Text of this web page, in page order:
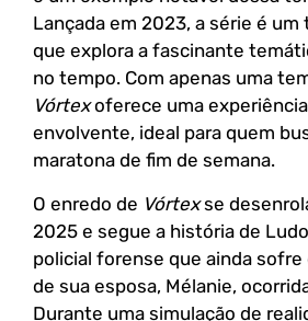
Lançada em 2023, a série é um
que explora a fascinante
no tempo. Com apenas uma
Vórtexoferece uma
envolvente, ideal para quem
maratona de fim de semana.
O enredo de Vórtexse
2025 e segue a história de
policial forense que ainda sofre
de sua esposa, Mélanie,
Durante uma simulação de